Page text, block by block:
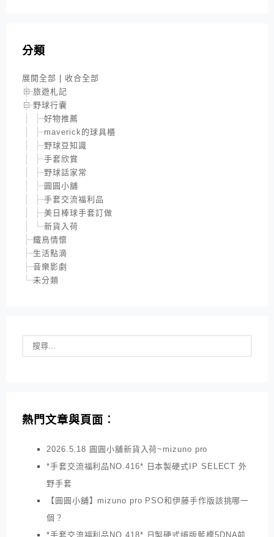
分類
展開全部
收合全部
旅遊札記
野球行囊
好物推薦
maverick的球具櫃
野球豆知識
手套欣賞
野球話家常
圓圓小舖
手套交流福利品
美日棒球手套訂做
新貨入荷
鐵鳥情懷
生活點滴
音樂影劇
未分類
熱門文章與頁面︰
2026.5.18 圓圓小舖新貨入荷~mizuno pro
*手套交流福利品NO.416* 日本製硬式IP SELECT 外
野手套
【圓圓小舖】mizuno pro PSO和伊藤手作版該挑哪一
個？
*手套交流福利品NO.418* 日製硬式絕版藍標5DNA前